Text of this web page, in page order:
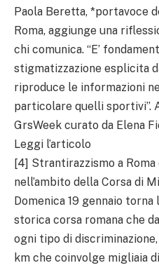
Paola Beretta, *portavoce
Roma, aggiunge una
chi comunica. “E’
stigmatizzazione esplicita
riproduce le informazioni
particolare quelli sportivi”.
GrsWeek curato da Elena
Leggi l’articolo
[4] Strantirazzismo a Roma
nell’ambito della Corsa di
Domenica 19 gennaio torna
storica corsa romana che
ogni tipo di
km che coinvolge migliaia